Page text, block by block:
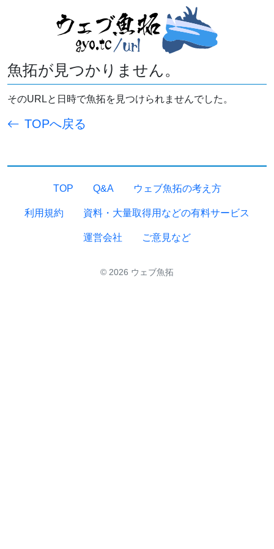
魚拓が見つかりません。
そのURLと日時で魚拓を見つけられませんでした。
TOPへ戻る
TOP Q&A ウェブ魚拓の考え方
利用規約 資料・大量取得用などの有料サービス
運営会社 ご意見など
© 2026 ウェブ魚拓